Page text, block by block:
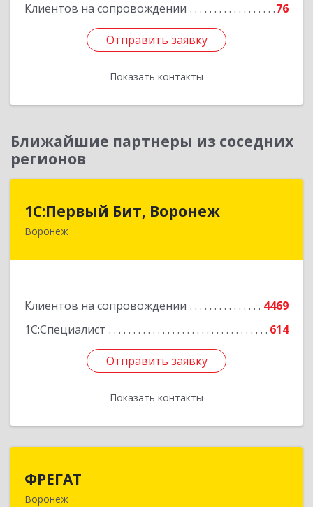
Клиентов на сопровождении 76
Отправить заявку
Показать контакты
Подробнее
Отправить заявку
Назад
Ближайшие партнеры из соседних
регионов
1С:Первый Бит, Воронеж
Воронеж
Клиентов на сопровождении
4469
1С:Специалист
614
Отправить заявку
Показать контакты
1С:Первый Бит, Воронеж
394006, Воронежская обл, Воронеж г, 20-летия
Отправить заявку
Назад
ФРЕГАТ
Воронеж